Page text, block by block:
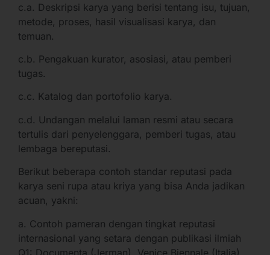
c.a. Deskripsi karya yang berisi tentang isu, tujuan,
metode, proses, hasil visualisasi karya, dan
temuan.
c.b. Pengakuan kurator, asosiasi, atau pemberi
tugas.
c.c. Katalog dan portofolio karya.
c.d. Undangan melalui laman resmi atau secara
tertulis dari penyelenggara, pemberi tugas, atau
lembaga bereputasi.
Berikut beberapa contoh standar reputasi pada
karya seni rupa atau kriya yang bisa Anda jadikan
acuan, yakni:
a. Contoh pameran dengan tingkat reputasi
internasional yang setara dengan publikasi ilmiah
Q1: Documenta (Jerman). Venice Biennale (Italia),